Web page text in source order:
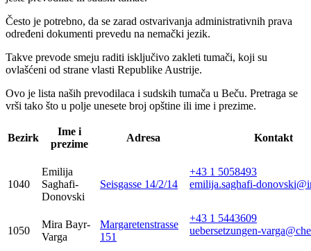
Često je potrebno, da se zarad ostvarivanja administrativnih prava
određeni dokumenti prevedu na nemački jezik.
Takve prevode smeju raditi isključivo zakleti tumači, koji su
ovlašćeni od strane vlasti Republike Austrije.
Ovo je lista naših prevodilaca i sudskih tumača u Beču. Pretraga se
vrši tako što u polje unesete broj opštine ili ime i prezime.
Bezirk
Ime i
prezime
Adresa Kontakt
1040
Emilija
Saghafi-
Donovski
Seisgasse 14/2/14
+43 1 5058493
emilija.saghafi-
1050
Mira Bayr-
Varga
Margaretenstrasse
151
+43 1 5443609
uebersetzungen-